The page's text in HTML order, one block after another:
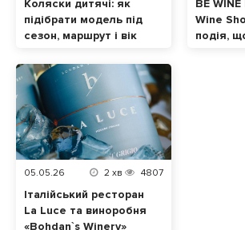
Коляски дитячі: як
підібрати модель під
сезон, маршрут і вік
BE
Wine
подія,
05.05.26 2 хв 4807
Італійський ресторан
La Luce та виноробня
«Bohdan`s Winery»